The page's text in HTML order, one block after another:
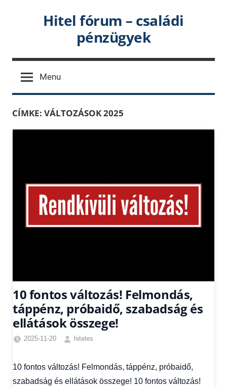
Hitel fórum – családi
pénzügyek
Menu
CÍMKE: VÁLTOZÁSOK 2025
10 fontos változás! Felmondás,
táppénz, próbaidő, szabadság és
ellátások összege!
2025-11-20
hiteles
Hírek,
Hírek
10 fontos változás! Felmondás, táppénz, próbaidő,
szabadság és ellátások összege! 10 fontos változás!